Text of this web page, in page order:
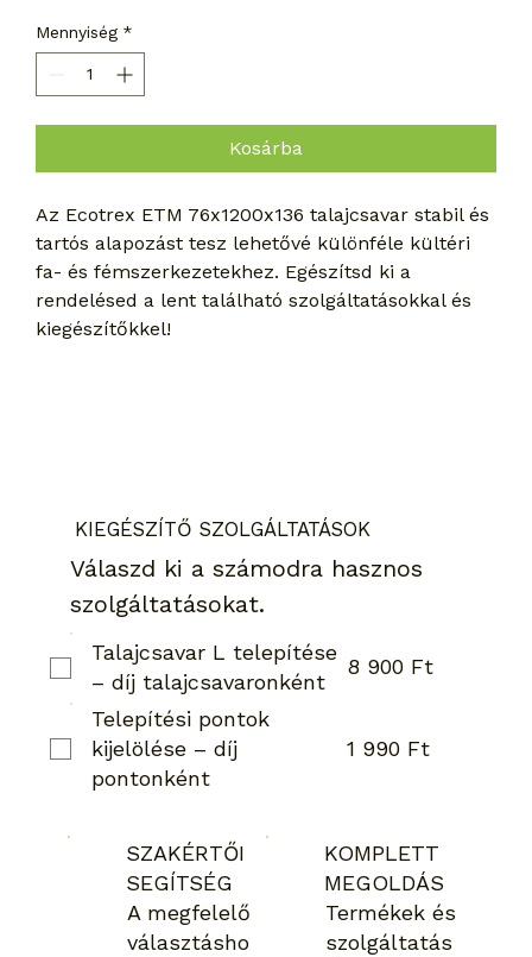
KIEGÉSZÍTŐ SZOLGÁLTATÁSOK
Válaszd ki a számodra hasznos
szolgáltatásokat.
Talajcsavar L telepítése
– díj talajcsavaronként
8 900 Ft
Telepítési pontok
kijelölése – díj
pontonként
1 990 Ft
SZAKÉRTŐI
SEGÍTSÉG
A megfelelő
választásho
KOMPLETT
MEGOLDÁS
Termékek és
szolgáltatás
Mennyiség *
Kosárba
Az Ecotrex ETM 76x1200x136 talajcsavar stabil és
tartós alapozást tesz lehetővé különféle kültéri
fa- és fémszerkezetekhez. Egészítsd ki a
rendelésed a lent található szolgáltatásokkal és
kiegészítőkkel!